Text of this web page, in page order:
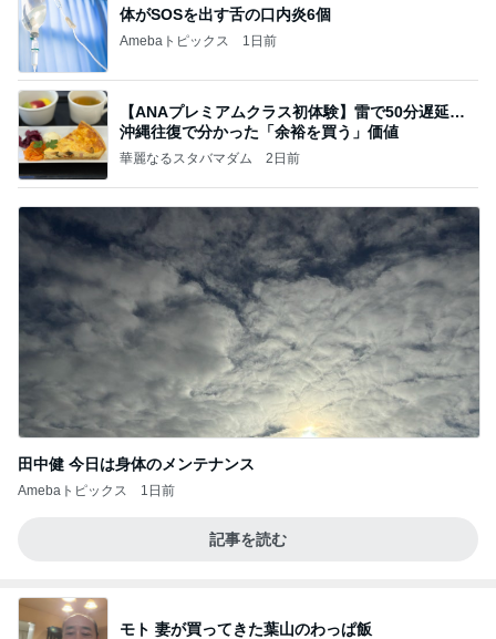
体がSOSを出す舌の口内炎6個
Amebaトピックス 1日前
【ANAプレミアムクラス初体験】雷で50分遅延…
沖縄往復で分かった「余裕を買う」価値
華麗なるスタバマダム 2日前
田中健 今日は身体のメンテナンス
Amebaトピックス 1日前
記事を読む
モト 妻が買ってきた葉山のわっぱ飯